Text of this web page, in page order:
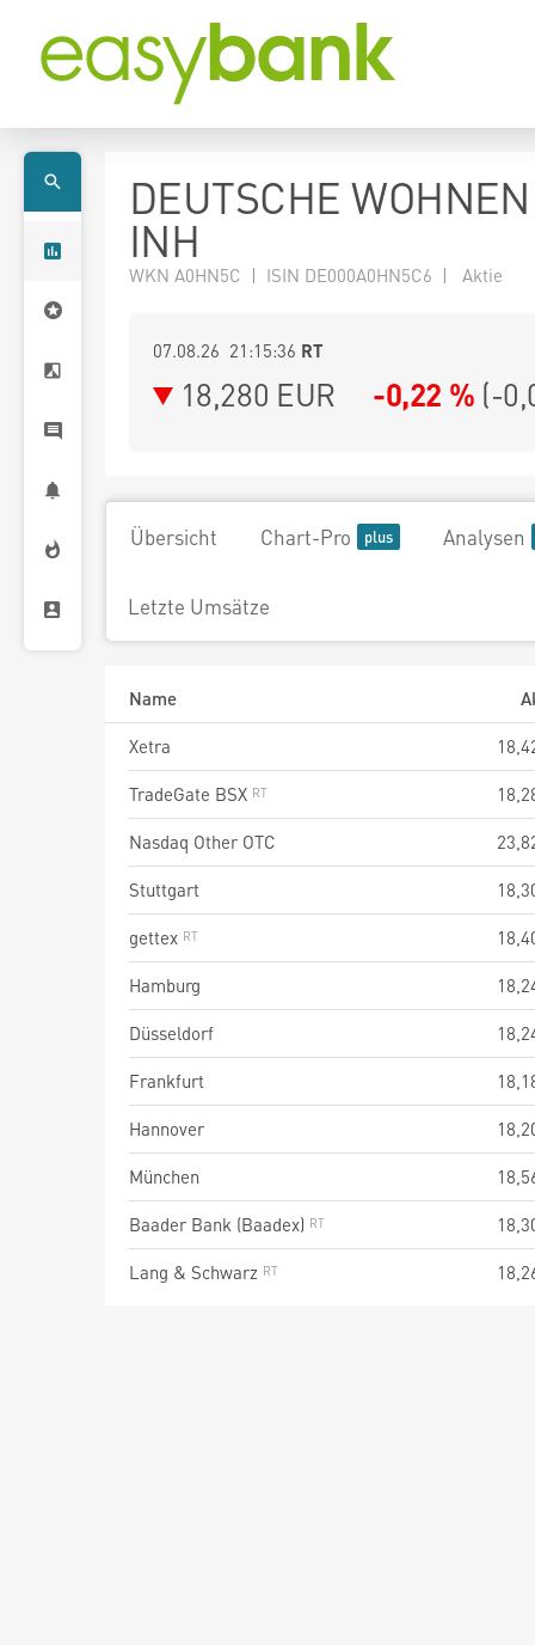
DEUTSCHE
INH
WKN A0HN5C | ISIN DE000A0HN5C6 | Aktie
07.08.26 21:15:36 RT
18,280 EUR -0,22 % (-
Übersicht Chart-Pro Analysen
Letzte Umsätze
Name
Xetra
TradeGate BSX
Nasdaq Other OTC
Stuttgart
gettex
Hamburg
Düsseldorf
Frankfurt
Hannover
München
Baader Bank (Baadex)
Lang & Schwarz